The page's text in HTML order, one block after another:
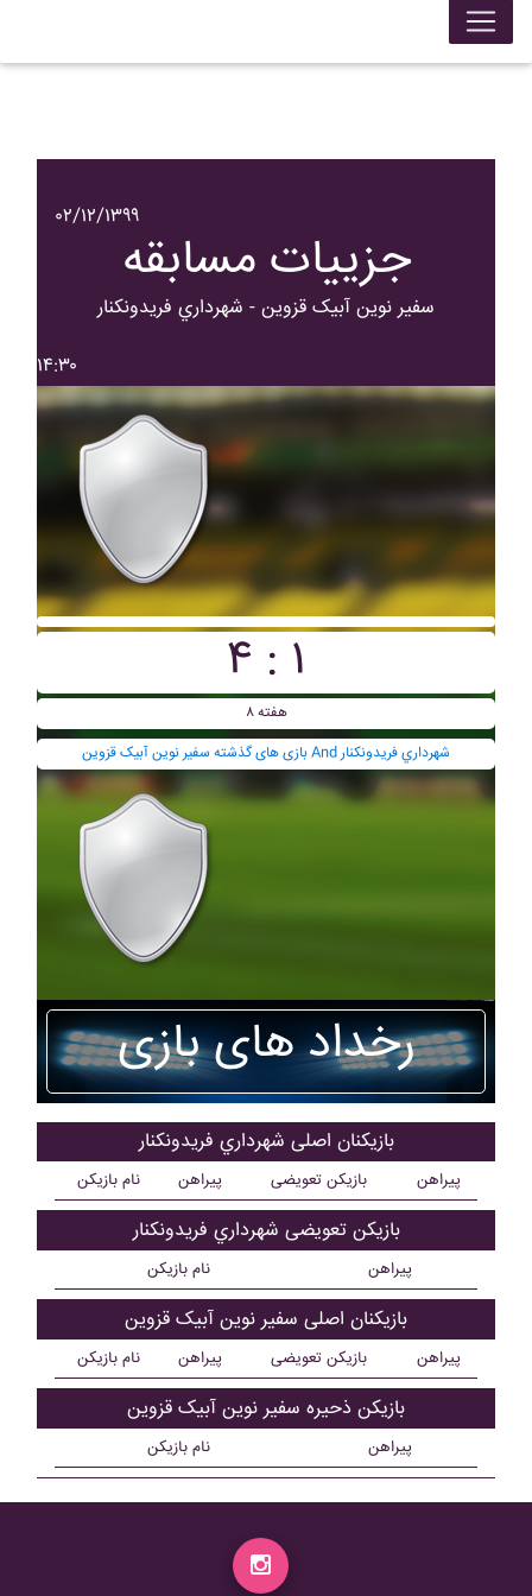
۰۲/۱۲/۱۳۹۹
جزییات مسابقه
سفير نوين آبيک قزوين - شهرداري فريدونکنار
۱۴:۳۰
۴ : ۱
هفته ۸
بازی های گذشته سفير نوين آبيک قزوين And شهرداري فريدونکنار
رخداد های بازی
بازیکنان اصلی شهرداري فريدونکنار
نام بازیکن پیراهن بازیکن تعویضی پیراهن
بازیکن تعویضی شهرداري فريدونکنار
نام بازیکن پیراهن
بازیکنان اصلی سفير نوين آبيک قزوين
نام بازیکن پیراهن بازیکن تعویضی پیراهن
بازیکن ذحیره سفير نوين آبيک قزوين
نام بازیکن پیراهن